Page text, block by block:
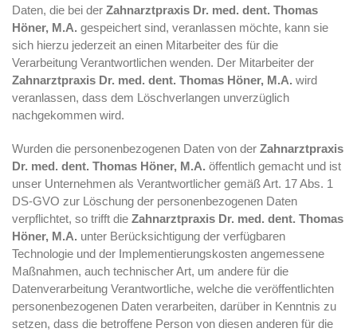
Daten, die bei der Zahnarztpraxis Dr. med. dent. Thomas
Höner, M.A. gespeichert sind, veranlassen möchte, kann sie
sich hierzu jederzeit an einen Mitarbeiter des für die
Verarbeitung Verantwortlichen wenden. Der Mitarbeiter der
Zahnarztpraxis Dr. med. dent. Thomas Höner, M.A. wird
veranlassen, dass dem Löschverlangen unverzüglich
nachgekommen wird.
Wurden die personenbezogenen Daten von der Zahnarztpraxis
Dr. med. dent. Thomas Höner, M.A. öffentlich gemacht und ist
unser Unternehmen als Verantwortlicher gemäß Art. 17 Abs. 1
DS-GVO zur Löschung der personenbezogenen Daten
verpflichtet, so trifft die Zahnarztpraxis Dr. med. dent. Thomas
Höner, M.A. unter Berücksichtigung der verfügbaren
Technologie und der Implementierungskosten angemessene
Maßnahmen, auch technischer Art, um andere für die
Datenverarbeitung Verantwortliche, welche die veröffentlichten
personenbezogenen Daten verarbeiten, darüber in Kenntnis zu
setzen, dass die betroffene Person von diesen anderen für die